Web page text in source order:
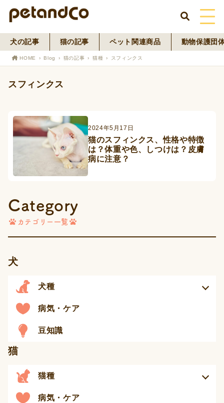
HOME
Blog
ペットフード事業
犬の記事 猫の記事 ペット関連商品 動物保護団
HOME Blog 猫の記事 猫種 スフィンクス
スフィンクス
2024年5月17日
猫のスフィンクス、性格や特徴
は？体重や色、しつけは？皮膚
病に注意？
Category
カテゴリー一覧
犬
犬種
病気・ケア
豆知識
猫
猫種
病気・ケア